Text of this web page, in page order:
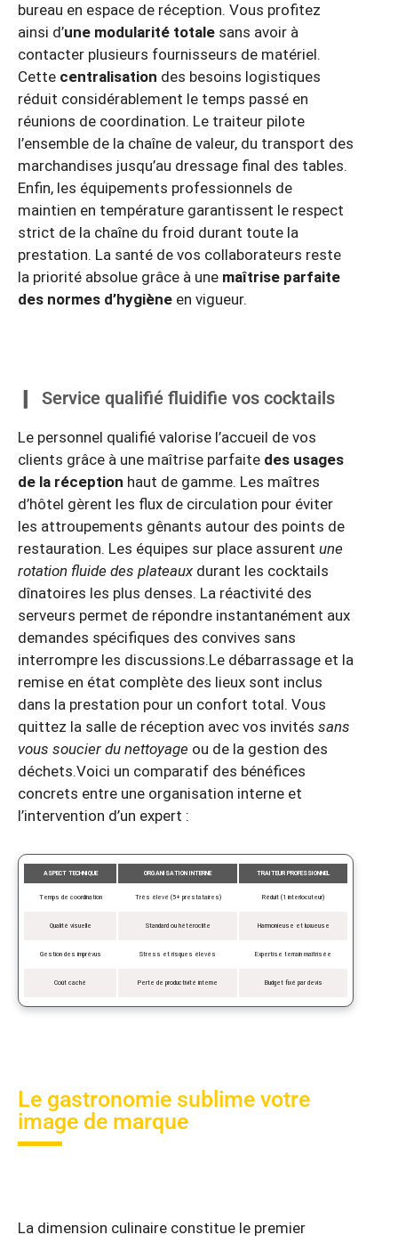
bureau en espace de réception. Vous profitez
ainsi d’une modularité totale sans avoir à
contacter plusieurs fournisseurs de matériel.
Cette centralisation des besoins logistiques
réduit considérablement le temps passé en
réunions de coordination. Le traiteur pilote
l’ensemble de la chaîne de valeur, du transport des
marchandises jusqu’au dressage final des tables.
Enfin, les équipements professionnels de
maintien en température garantissent le respect
strict de la chaîne du froid durant toute la
prestation. La santé de vos collaborateurs reste
la priorité absolue grâce à une maîtrise parfaite
des normes d’hygiène en vigueur.
Service qualifié fluidifie vos cocktails
Le personnel qualifié valorise l’accueil de vos
clients grâce à une maîtrise parfaite des usages
de la réception haut de gamme. Les maîtres
d’hôtel gèrent les flux de circulation pour éviter
les attroupements gênants autour des points de
restauration. Les équipes sur place assurent une
rotation fluide des plateaux durant les cocktails
dînatoires les plus denses. La réactivité des
serveurs permet de répondre instantanément aux
demandes spécifiques des convives sans
interrompre les discussions.Le débarrassage et la
remise en état complète des lieux sont inclus
dans la prestation pour un confort total. Vous
quittez la salle de réception avec vos invités sans
vous soucier du nettoyage ou de la gestion des
déchets.Voici un comparatif des bénéfices
concrets entre une organisation interne et
l’intervention d’un expert :
ASPECT TECHNIQUE ORGANISATION INTERNE TRAITEUR PROFESSIONNEL
Temps de coordination Très élevé (5+ prestataires) Réduit (1 interlocuteur)
Qualité visuelle Standard ou hétéroclite Harmonieuse et luxueuse
Gestion des imprévus Stress et risques élevés Expertise terrain maîtrisée
Coût caché Perte de productivité interne Budget fixé par devis
Le gastronomie sublime votre
image de marque
La dimension culinaire constitue le premier